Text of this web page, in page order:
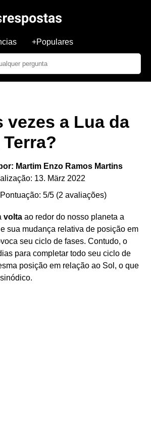
+Populares
vezes a Lua da
Martim Enzo Ramos Martins
13. März 2022
Pontuação: 5/5 (2 avaliações)
volta ao redor do nosso planeta a
sua mudança relativa de posição em
seu ciclo de fases. Contudo, o
para completar todo seu ciclo de
posição em relação ao Sol, o que